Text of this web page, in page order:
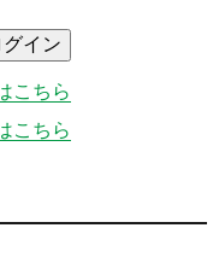
こちら
こちら